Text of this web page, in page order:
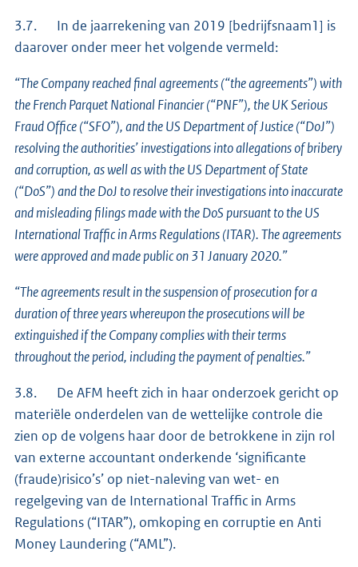
3.7. In de jaarrekening van 2019 [bedrijfsnaam1] is
daarover onder meer het volgende vermeld:
“The Company reached final agreements (“the agreements”) with
the French Parquet National Financier (“PNF”), the UK Serious
Fraud Office (“SFO”), and the US Department of Justice (“DoJ”)
resolving the authorities’ investigations into allegations of bribery
and corruption, as well as with the US Department of State
(“DoS”) and the DoJ to resolve their investigations into inaccurate
and misleading filings made with the DoS pursuant to the US
International Traffic in Arms Regulations (ITAR). The agreements
were approved and made public on 31 January 2020.”
“The agreements result in the suspension of prosecution for a
duration of three years whereupon the prosecutions will be
extinguished if the Company complies with their terms
throughout the period, including the payment of penalties.”
3.8. De AFM heeft zich in haar onderzoek gericht op
materiële onderdelen van de wettelijke controle die
zien op de volgens haar door de betrokkene in zijn rol
van externe accountant onderkende ‘significante
(fraude)risico’s’ op niet-naleving van wet- en
regelgeving van de International Traffic in Arms
Regulations (“ITAR”), omkoping en corruptie en Anti
Money Laundering (“AML”).